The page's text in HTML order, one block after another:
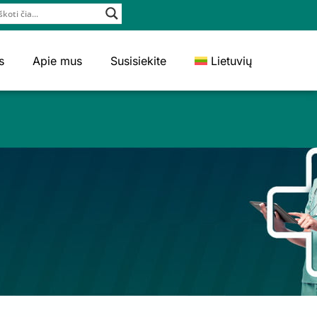
Apie mus Susisiekite Lietuvių